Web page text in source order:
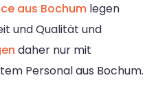
aus Bochum legen
und Qualität und
daher nur mit
Personal aus Bochum.